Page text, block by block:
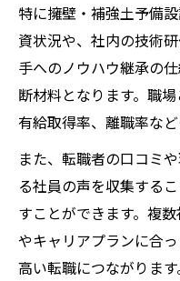
対策
日建技術コ
プ活用術
建設コンサル
秋田県で満足度
建設コンサ
の働き方
秋田県内で評
特に擁壁・補強土予備
資状況や、社内の技術
手へのノウハウ継承の
断材料となります。職
有給取得率、離職率な
また、転職者の口コミ
る社員の声を収集する
すことができます。複
やキャリアプランに合
高い転職につながります